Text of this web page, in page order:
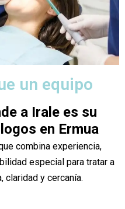
un equipo
a Irale es su
en Ermua
combina experiencia,
especial para tratar a
claridad y cercanía.